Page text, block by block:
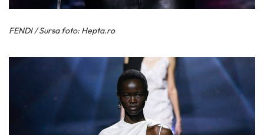
FENDI / Sursa foto: Hepta.ro